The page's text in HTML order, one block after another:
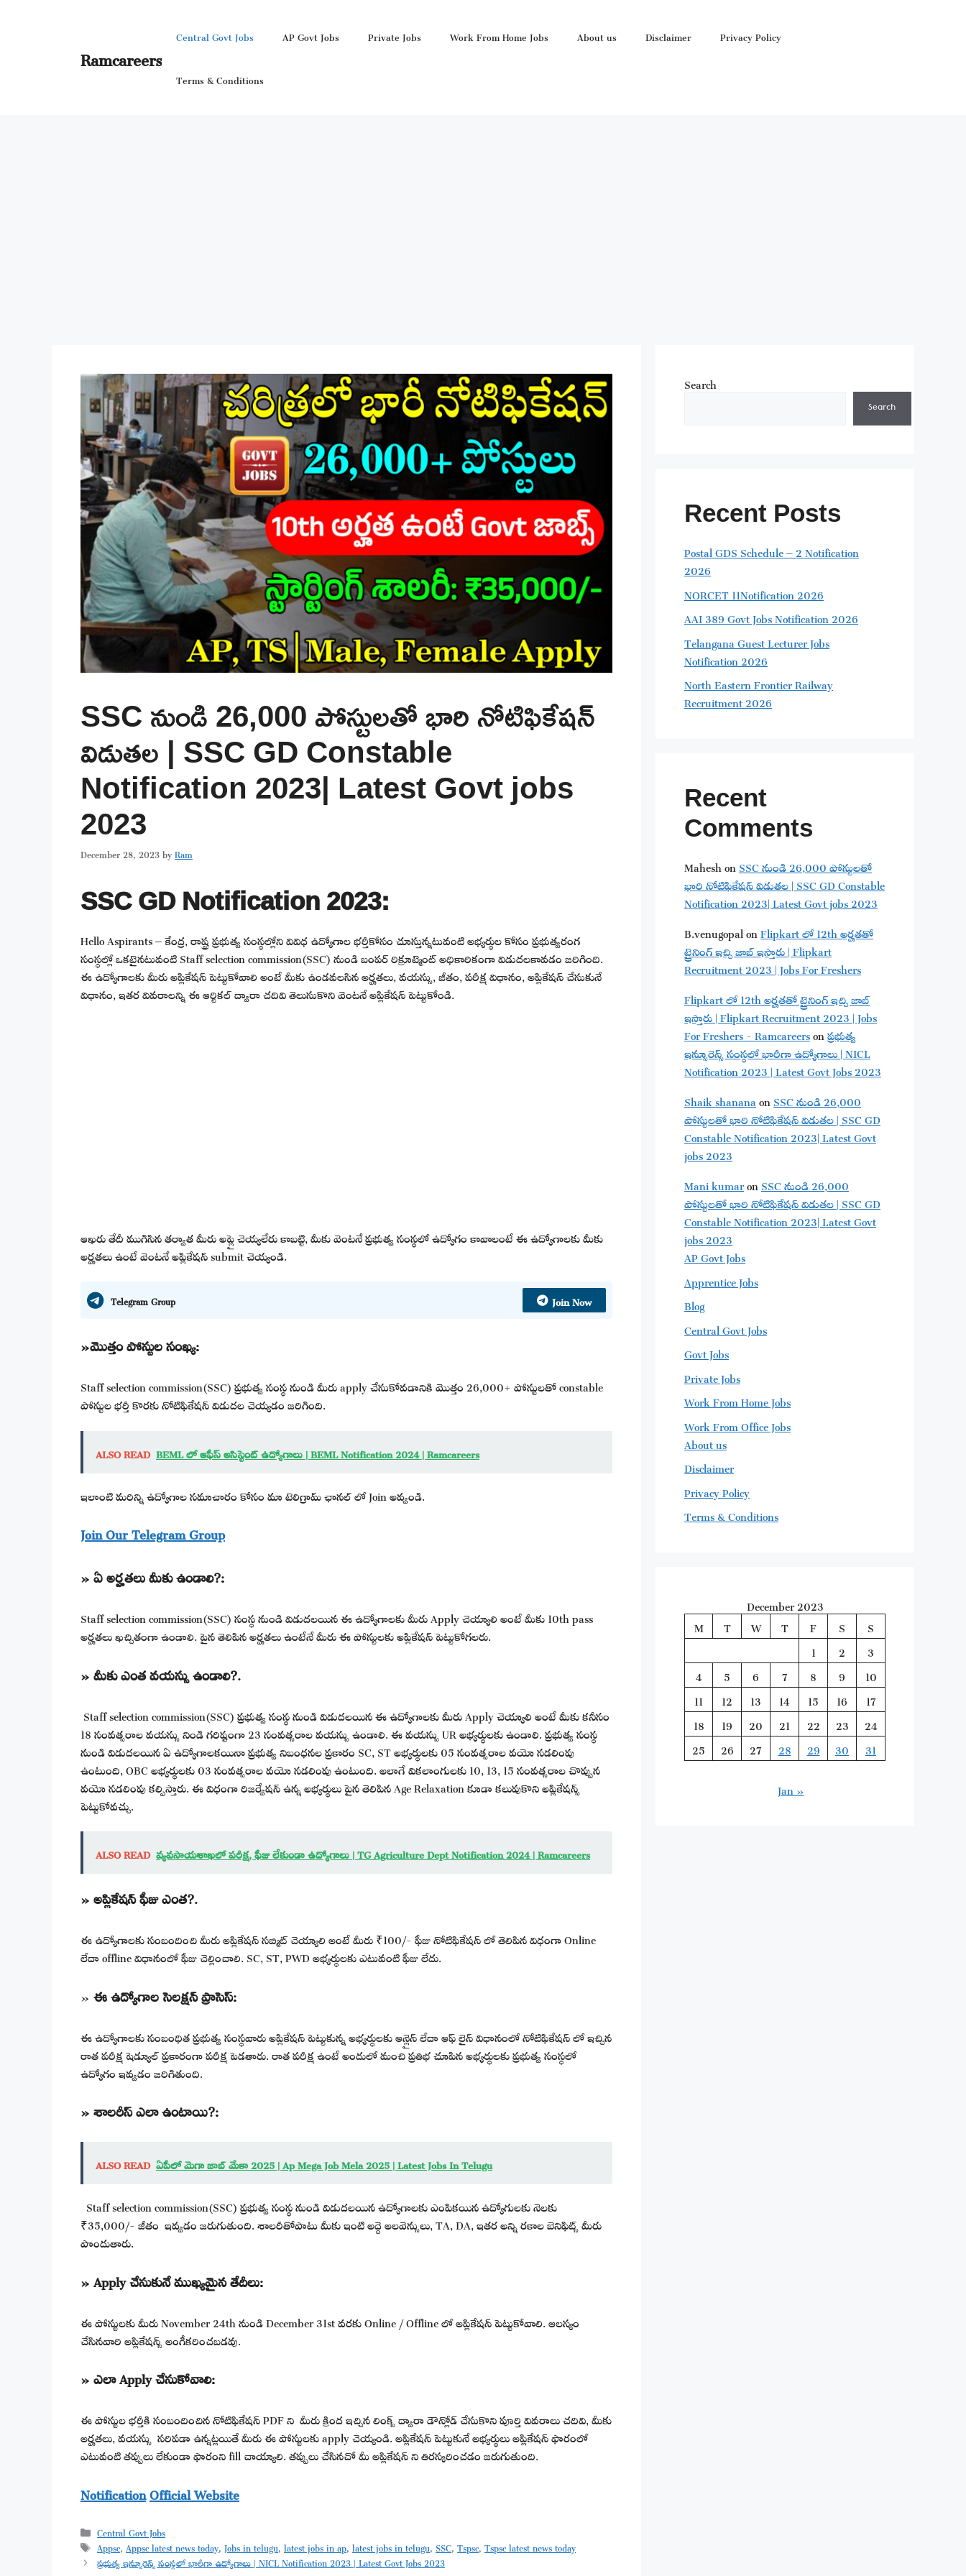
Ramcareers
Central Govt Jobs AP Govt Jobs Private Jobs Work From Home Jobs About us Disclaimer
Privacy Policy
Terms & Conditions
SSC నుండి 26,000 పోస్టులతో భారి నోటిఫికేషన్
విడుతల | SSC GD Constable
Notification 2023| Latest Govt jobs
2023
December 28, 2023byRam
SSC GD Notification 2023:
Hello Aspirants – కేంద్ర, రాష్ట్ర ప్రభుత్వ సంస్థల్లోని వివిధ ఉద్యోగాల భర్తీకోసం చూస్తున్నటువంటి అభ్యర్థుల కోసం ప్రభుత్వరంగ
సంస్థల్లో ఒకటైనటువంటి Staff selection commission(SSC) నుండి బంపర్ రిక్రూట్మెంట్ అధికారికంగా విడుదలకావడం జరిగింది.
ఈ ఉద్యోగాలకు మీరు అప్లికేషన్ పెట్టుకోవాలి అంటే మీకు ఉండవలసిన అర్హతలు, వయస్సు, జీతం, పరీక్ష విధానం, అప్లికేషన్ చేసుకునే
విధానం, ఇతర వివరాలన్ని ఈ ఆర్టికల్ ద్వారా చదివి తెలుసుకొని వెంటనే అప్లికేషన్ పెట్టుకోండి.
ఆఖరు తేదీ ముగిసిన తర్వాత మీరు అప్లై చెయ్యలేరు కాబట్టి, మీకు వెంటనే ప్రభుత్వ సంస్థలో ఉద్యోగం కావాలంటే ఈ ఉద్యోగాలకు మీకు
అర్హతలు ఉంటే వెంటనే అప్లికేషన్ submit చెయ్యండి.
Telegram Group Join Now
»మొత్తం పోస్టుల సంఖ్య:
Staff selection commission(SSC) ప్రభుత్వ సంస్థ నుండి మీరు apply చేసుకోవడానికి మొత్తం 26,000+ పోస్టులతో constable
పోస్టుల భర్తీ కొరకు నోటిఫికేషన్ విడుదల చెయ్యడం జరిగింది.
ALSO READ BEML లో ఆఫీస్ అసిస్టెంట్ ఉద్యోగాలు | BEML Notification 2024 | Ramcareers
ఇలాంటి మరిన్ని ఉద్యోగాల సమాచారం కోసం మా టెలిగ్రామ్ ఛానల్ లో Join అవ్వండి.
Join Our Telegram Group
» ఏ అర్హతలు మీకు ఉండాలి?:
Staff selection commission(SSC) సంస్థ నుండి విడుదలయిన ఈ ఉద్యోగాలకు మీరు Apply చెయ్యాలి అంటే మీకు 10th pass
అర్హతలు ఖచ్చితంగా ఉండాలి. పైన తెలిపిన అర్హతలు ఉంటేనే మీరు ఈ పోస్టులకు అప్లికేషన్ పెట్టుకోగలరు.
» మీకు ఎంత వయస్సు ఉండాలి?.
Staff selection commission(SSC) ప్రభుత్వ సంస్థ నుండి విడుదలయిన ఈ ఉద్యోగాలకు మీరు Apply చెయ్యాలి అంటే మీకు కనీసం
18 సంవత్సరాల వయస్సు నిండి గరిష్టంగా 23 సంవత్సరాల వయస్సు ఉండాలి. ఈ వయస్సు UR అభ్యర్థులకు ఉండాలి. ప్రభుత్వ సంస్థ
నుండి విడుదలయిన ఏ ఉద్యోగాలకయినా ప్రభుత్వ నిబంధనల ప్రకారం SC, ST అభ్యర్థులకు 05 సంవత్సరాల వయో సడలింపు
ఉంటుంది, OBC అభ్యర్థులకు 03 సంవత్సరాల వయో సడలింపు ఉంటుంది. అలాగే వికలాంగులకు 10, 13, 15 సంవత్సరాల చొప్పున
వయో సడలింపు కల్పిస్తారు. ఈ విధంగా రిజర్వేషన్ ఉన్న అభ్యర్థులు పైన తెలిపిన Age Relaxation కూడా కలుపుకొని అప్లికేషన్స్
పెట్టుకోవచ్చు.
ALSO READ వ్యవసాయశాఖలో పరీక్ష, ఫీజు లేకుండా ఉద్యోగాలు | TG Agriculture Dept Notification 2024 | Ramcareers
» అప్లికేషన్ ఫీజు ఎంత?.
ఈ ఉద్యోగాలకు సంబందించి మీరు అప్లికేషన్ సబ్మిట్ చెయ్యాలి అంటే మీరు ₹100/- ఫీజు నోటిఫికేషన్ లో తెలిపిన విధంగా Online
లేదా offline విధానంలో ఫీజు చెల్లించాలి. SC, ST, PWD అభ్యర్థులకు ఎటువంటి ఫీజు లేదు.
»ఈ ఉద్యోగాల సెలక్షన్ ప్రాసెస్:
ఈ ఉద్యోగాలకు సంబంధిత ప్రభుత్వ సంస్థవారు అప్లికేషన్ పెట్టుకున్న అభ్యర్థులకు ఆన్లైన్ లేదా ఆఫ్ లైన్ విధానంలో నోటిఫికేషన్ లో ఇచ్చిన
రాత పరీక్ష షెడ్యూల్ ప్రకారంగా పరీక్ష పెడతారు. రాత పరీక్ష ఉంటే అందులో మంచి ప్రతిభ చూపిన అభ్యర్థులకు ప్రభుత్వ సంస్థలో
ఉద్యోగం ఇవ్వడం జరిగితుంది.
» శాలరీస్ ఎలా ఉంటాయి?:
ALSO READ ఏపీలో మెగా జాబ్ మేళా 2025 | Ap Mega Job Mela 2025 | Latest Jobs In Telugu
Staff selection commission(SSC) ప్రభుత్వ సంస్థ నుండి విడుదలయిన ఉద్యోగాలకు ఎంపికయిన ఉద్యోగులకు నెలకు
₹35,000/- జీతం ఇవ్వడం జరుగుతుంది. శాలరీతోపాటు మీకు ఇంటి అద్దె అలవెన్సులు, TA, DA, ఇతర అన్ని రకాల బెనిఫిట్స్ మీరు
పొందుతారు.
» Apply చేసుకునే ముఖ్యమైన తేదీలు:
ఈ పోస్టులకు మీరు November 24th నుండి December 31st వరకు Online / Offline లో అప్లికేషన్ పెట్టుకోవాలి. ఆలస్యం
చేసినవారి అప్లికేషన్స్ అంగీకరించబడవు.
» ఎలా Apply చేసుకోవాలి:
ఈ పోస్టుల భర్తీకి సంబందించిన నోటిఫికేషన్ PDF ని మీరు క్రింద ఇచ్చిన లింక్స్ ద్వారా డౌన్లోడ్ చేసుకొని పూర్తి వివరాలు చదివి, మీకు
అర్హతలు, వయస్సు సరిపడా ఉన్నట్లయితే మీరు ఈ పోస్టులకు apply చెయ్యండి. అప్లికేషన్ పెట్టుకునే అభ్యర్థులు అప్లికేషన్ ఫారంలో
ఎటువంటి తప్పులు లేకుండా ఫారంని fill చాయ్యాలి. తప్పులు చేసినచో మీ అప్లికేషన్ ని తిరస్కరించడం జరుగుతుంది.
NotificationOfficial Website
Categories
Central Govt Jobs
Tags
Appsc,Appsc latest news today,Jobs in telugu,latest jobs in ap,latest jobs in telugu, SSC,Tspsc,Tspsc latest news today
ప్రభుత్వ ఇన్సూరెన్స్ సంస్థలో భారీగా ఉద్యోగాలు | NICL Notification 2023 | Latest Govt Jobs 2023
Search
Search
Recent Posts
Postal GDS Schedule – 2 Notification
2026
NORCET 11Notification 2026
AAI 389 Govt Jobs Notification 2026
Telangana Guest Lecturer Jobs
Notification 2026
North Eastern Frontier Railway
Recruitment 2026
Recent
Comments
MaheshonSSC నుండి 26,000 పోస్టులతో
భారి నోటిఫికేషన్ విడుతల | SSC GD Constable
Notification 2023| Latest Govt jobs 2023
B.venugopalonFlipkart లో 12th అర్హతతో
ట్రైనింగ్ ఇచ్చి జాబ్ ఇస్తారు | Flipkart
Recruitment 2023 | Jobs For Freshers
Flipkart లో 12th అర్హతతో ట్రైనింగ్ ఇచ్చి జాబ్
ఇస్తారు | Flipkart Recruitment 2023 | Jobs
For Freshers - Ramcareersonప్రభుత్వ
ఇన్సూరెన్స్ సంస్థలో భారీగా ఉద్యోగాలు | NICL
Notification 2023 | Latest Govt Jobs 2023
Shaik shananaonSSC నుండి 26,000
పోస్టులతో భారి నోటిఫికేషన్ విడుతల | SSC GD
Constable Notification 2023| Latest Govt
jobs 2023
Mani kumaronSSC నుండి 26,000
పోస్టులతో భారి నోటిఫికేషన్ విడుతల | SSC GD
Constable Notification 2023| Latest Govt
jobs 2023
AP Govt Jobs
Apprentice Jobs
Blog
Central Govt Jobs
Govt Jobs
Private Jobs
Work From Home Jobs
Work From Office Jobs
About us
Disclaimer
Privacy Policy
Terms & Conditions
December 2023
M
T W T F S
S
1
2
3
4
5 6 7 8 9
10
11
12 13 14 15 16
17
18
19 20 21 22 23
24
25
26 27 28 29 30
31
Jan »